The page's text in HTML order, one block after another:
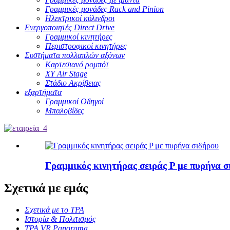
Γραμμικές μονάδες Rack and Pinion
Ηλεκτρικοί κύλινδροι
Ενεργοποιητές Direct Drive
Γραμμικοί κινητήρες
Περιστροφικοί κινητήρες
Συστήματα πολλαπλών αξόνων
Καρτεσιανό ρομπότ
XY Air Stage
Στάδιο Ακρίβειας
εξαρτήματα
Γραμμικοί Οδηγοί
Μπαλοβίδες
Γραμμικός κινητήρας σειράς P με πυρήνα
Σχετικά με εμάς
Σχετικά με το TPA
Ιστορία & Πολιτισμός